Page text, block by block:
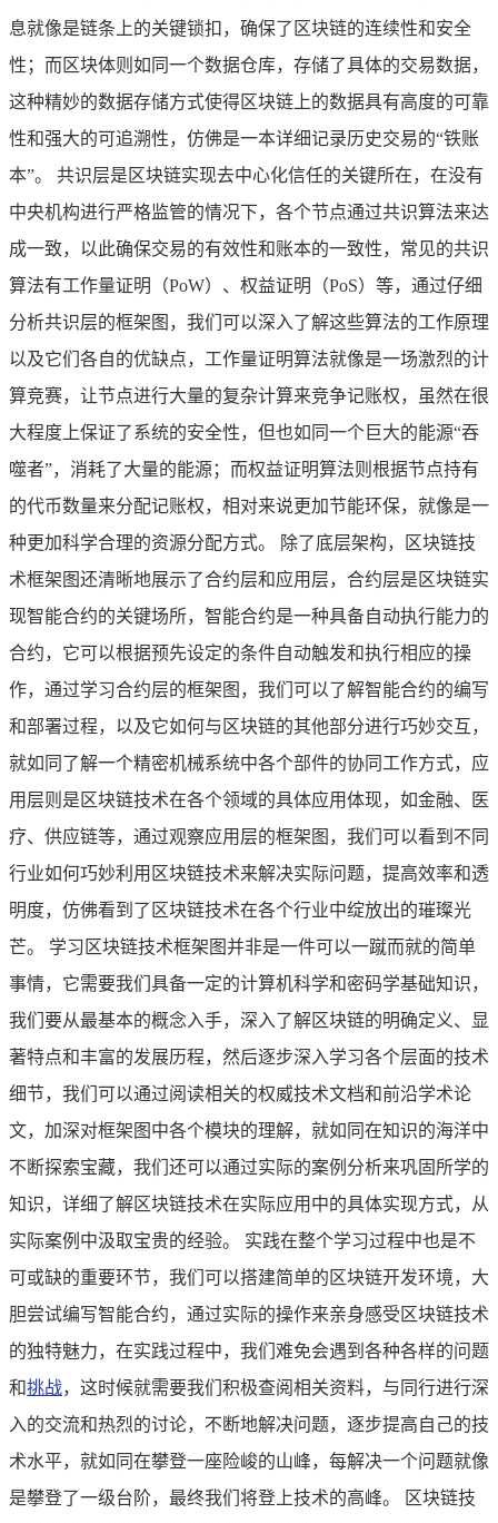
息就像是链条上的关键锁扣，确保了区块链的连续性和安全
性；而区块体则如同一个数据仓库，存储了具体的交易数据，
这种精妙的数据存储方式使得区块链上的数据具有高度的可靠
性和强大的可追溯性，仿佛是一本详细记录历史交易的“铁账
本”。 共识层是区块链实现去中心化信任的关键所在，在没有
中央机构进行严格监管的情况下，各个节点通过共识算法来达
成一致，以此确保交易的有效性和账本的一致性，常见的共识
算法有工作量证明（PoW）、权益证明（PoS）等，通过仔细
分析共识层的框架图，我们可以深入了解这些算法的工作原理
以及它们各自的优缺点，工作量证明算法就像是一场激烈的计
算竞赛，让节点进行大量的复杂计算来竞争记账权，虽然在很
大程度上保证了系统的安全性，但也如同一个巨大的能源“吞
噬者”，消耗了大量的能源；而权益证明算法则根据节点持有
的代币数量来分配记账权，相对来说更加节能环保，就像是一
种更加科学合理的资源分配方式。 除了底层架构，区块链技
术框架图还清晰地展示了合约层和应用层，合约层是区块链实
现智能合约的关键场所，智能合约是一种具备自动执行能力的
合约，它可以根据预先设定的条件自动触发和执行相应的操
作，通过学习合约层的框架图，我们可以了解智能合约的编写
和部署过程，以及它如何与区块链的其他部分进行巧妙交互，
就如同了解一个精密机械系统中各个部件的协同工作方式，应
用层则是区块链技术在各个领域的具体应用体现，如金融、医
疗、供应链等，通过观察应用层的框架图，我们可以看到不同
行业如何巧妙利用区块链技术来解决实际问题，提高效率和透
明度，仿佛看到了区块链技术在各个行业中绽放出的璀璨光
芒。 学习区块链技术框架图并非是一件可以一蹴而就的简单
事情，它需要我们具备一定的计算机科学和密码学基础知识，
我们要从最基本的概念入手，深入了解区块链的明确定义、显
著特点和丰富的发展历程，然后逐步深入学习各个层面的技术
细节，我们可以通过阅读相关的权威技术文档和前沿学术论
文，加深对框架图中各个模块的理解，就如同在知识的海洋中
不断探索宝藏，我们还可以通过实际的案例分析来巩固所学的
知识，详细了解区块链技术在实际应用中的具体实现方式，从
实际案例中汲取宝贵的经验。 实践在整个学习过程中也是不
可或缺的重要环节，我们可以搭建简单的区块链开发环境，大
胆尝试编写智能合约，通过实际的操作来亲身感受区块链技术
的独特魅力，在实践过程中，我们难免会遇到各种各样的问题
和挑战，这时候就需要我们积极查阅相关资料，与同行进行深
入的交流和热烈的讨论，不断地解决问题，逐步提高自己的技
术水平，就如同在攀登一座险峻的山峰，每解决一个问题就像
是攀登了一级台阶，最终我们将登上技术的高峰。 区块链技